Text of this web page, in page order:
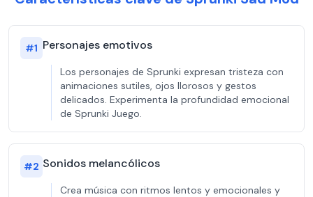
#1 Personajes emotivos
Los personajes de Sprunki expresan tristeza con
animaciones sutiles, ojos llorosos y gestos
delicados. Experimenta la profundidad emocional
de Sprunki Juego.
#2 Sonidos melancólicos
Crea música con ritmos lentos y emocionales y